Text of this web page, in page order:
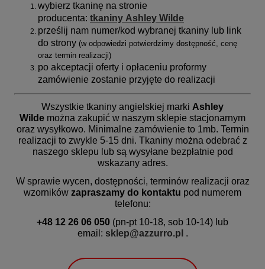
wybierz tkaninę na stronie
producenta: tkaniny Ashley Wilde
prześlij nam numer/kod wybranej tkaniny lub link
do strony (w odpowiedzi potwierdzimy dostępność, cenę
oraz termin realizacji)
po akceptacji oferty i opłaceniu proformy
zamówienie zostanie przyjęte do realizacji
Wszystkie tkaniny angielskiej marki Ashley
Wilde można zakupić w naszym sklepie stacjonarnym
oraz wysyłkowo. Minimalne zamówienie to 1mb. Termin
realizacji to zwykle 5-15 dni. Tkaniny można odebrać z
naszego sklepu lub są wysyłane bezpłatnie pod
wskazany adres.
W sprawie wycen, dostępności, terminów realizacji oraz
wzorników zapraszamy do kontaktu pod numerem
telefonu:
+48 12 26 06 050 (pn-pt 10-18, sob 10-14) lub
email: sklep@azzurro.pl .